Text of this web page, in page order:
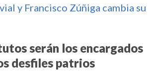
y Francisco Zúñiga cambia su
serán los encargados
desfiles patrios